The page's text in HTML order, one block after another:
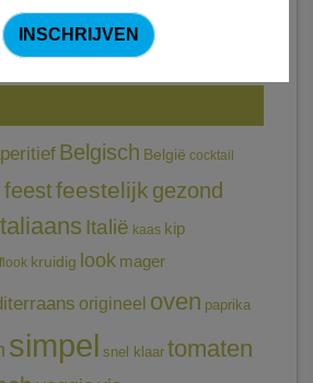
Belgisch België cocktail
feestfeestelijk gezond
Italië kaas kip
kruidig look mager
origineel oven paprika
simpel snel klaar tomaten